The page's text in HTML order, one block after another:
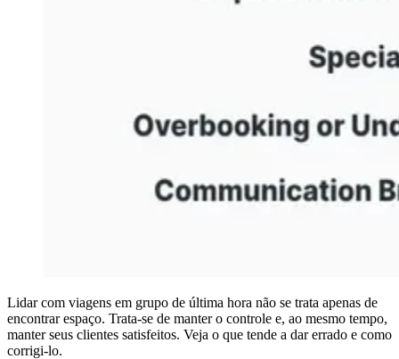
Lidar com viagens em grupo de última hora não se trata apenas de
encontrar espaço. Trata-se de manter o controle e, ao mesmo tempo,
manter seus clientes satisfeitos. Veja o que tende a dar errado e como
corrigi-lo.